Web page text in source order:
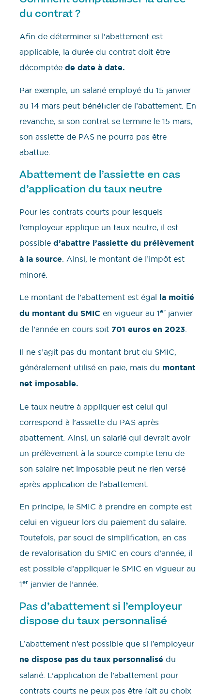
du contrat ?
Afin de déterminer si l’abattement est
applicable, la durée du contrat doit être
décomptée de date à date.
Par exemple, un salarié employé du 15 janvier
au 14 mars peut bénéficier de l’abattement. En
revanche, si son contrat se termine le 15 mars,
son assiette de PAS ne pourra pas être
abattue.
Abattement de l’assiette en cas
d’application du taux neutre
Pour les contrats courts pour lesquels
l’employeur applique un taux neutre, il est
possible d’abattre l’assiette du prélèvement
à la source . Ainsi, le montant de l’impôt est
minoré.
Le montant de l’abattement est égal la moitié
du montant du SMIC en vigueur au 1er janvier
de l’année en cours soit 701 euros en 2023.
Il ne s’agit pas du montant brut du SMIC,
généralement utilisé en paie, mais du montant
net imposable.
Le taux neutre à appliquer est celui qui
correspond à l’assiette du PAS après
abattement. Ainsi, un salarié qui devrait avoir
un prélèvement à la source compte tenu de
son salaire net imposable peut ne rien versé
après application de l’abattement.
En principe, le SMIC à prendre en compte est
celui en vigueur lors du paiement du salaire.
Toutefois, par souci de simplification, en cas
de revalorisation du SMIC en cours d’année, il
est possible d’appliquer le SMIC en vigueur au
1er janvier de l’année.
Pas d’abattement si l’employeur
dispose du taux personnalisé
L’abattement n’est possible que si l’employeur
ne dispose pas du taux personnalisé du
salarié. L’application de l’abattement pour
contrats courts ne peux pas être fait au choix